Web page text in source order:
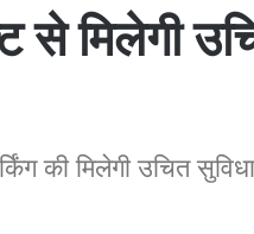
से मिलेगी
की मिलेगी उचित सुविधा